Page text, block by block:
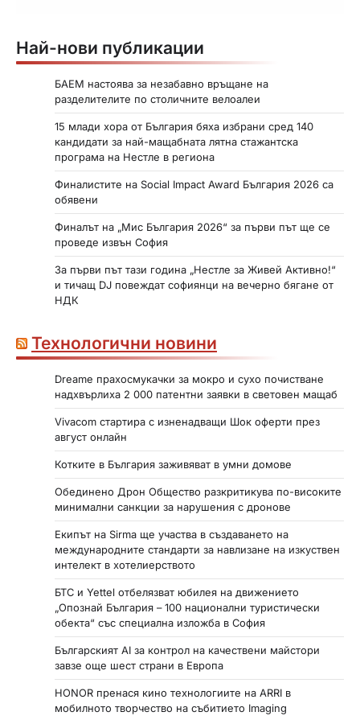
Най-нови публикации
БАЕМ настоява за незабавно връщане на
разделителите по столичните велоалеи
15 млади хора от България бяха избрани сред 140
кандидати за най-мащабната лятна стажантска
програма на Нестле в региона
Финалистите на Social Impact Award България 2026 са
обявени
Финалът на „Мис България 2026“ за първи път ще се
проведе извън София
За първи път тази година „Нестле за Живей Активно!“
и тичащ DJ повеждат софиянци на вечерно бягане от
НДК
Технологични новини
Dreame прахосмукачки за мокро и сухо почистване
надхвърлиха 2 000 патентни заявки в световен мащаб
Vivacom стартира с изненадващи Шок оферти през
август онлайн
Котките в България заживяват в умни домове
Обединено Дрон Общество разкритикува по-високите
минимални санкции за нарушения с дронове
Екипът на Sirma ще участва в създаването на
международните стандарти за навлизане на изкуствен
интелект в хотелиерството
БТС и Yettel отбелязват юбилея на движението
„Опознай България – 100 национални туристически
обекта“ със специална изложба в София
Българският AI за контрол на качествени майстори
завзе още шест страни в Европа
HONOR пренася кино технологиите на ARRI в
мобилното творчество на събитието Imaging